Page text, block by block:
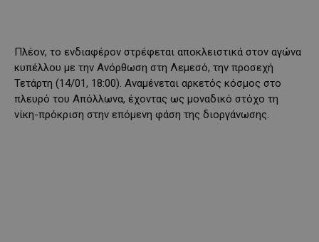
Πλέον, το ενδιαφέρον στρέφεται αποκλειστικά στον αγώνα
κυπέλλου με την Ανόρθωση στη Λεμεσό, την προσεχή
Τετάρτη (14/01, 18:00). Αναμένεται αρκετός κόσμος στο
πλευρό του Απόλλωνα, έχοντας ως μοναδικό στόχο τη
νίκη-πρόκριση στην επόμενη φάση της διοργάνωσης.